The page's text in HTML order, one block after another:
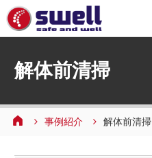
6つの特徴
設備案内
解体前清掃
事例紹介 解体前清掃